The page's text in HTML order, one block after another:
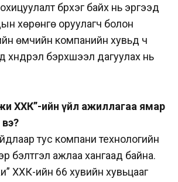
бүрхэг байх нь эргээд
хөрөнгө оруулагч болон
өмчийн компанийн хувьд ч
хүндрэл бэрхшээл дагуулах нь
ХХК”-ийн үйл ажиллагаа ямар
тус компани технологийн
бэлтгэл ажлаа хангаад байна.
ХХК-ийн 66 хувийн хувьцааг